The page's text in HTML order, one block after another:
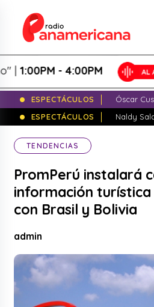
- 4:00PM
ESPECTÁCULOS
Óscar
ESPECTÁCULOS
Naldy
TENDENCIAS
PromPerú instalará
información
con Brasil y Bolivia
admin